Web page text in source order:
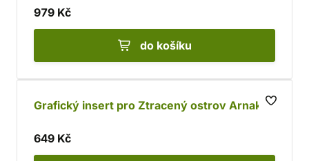
979 Kč
do košíku
Grafický insert pro Ztracený ostrov Arnak
649 Kč